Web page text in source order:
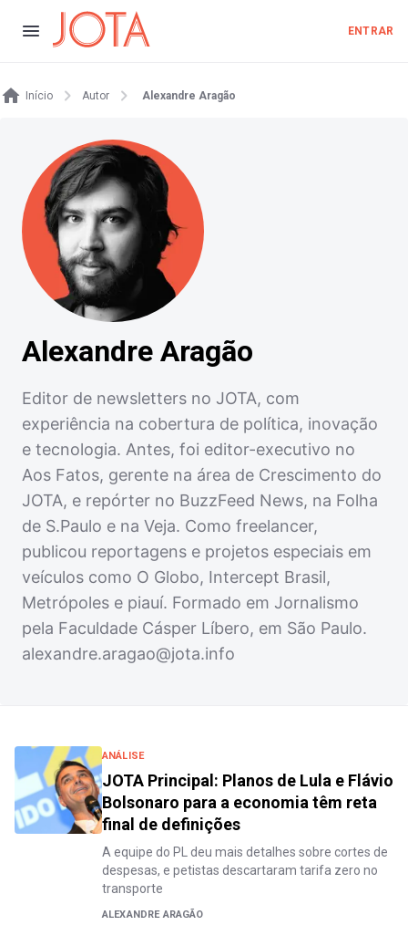
ENTRAR
Início Autor Alexandre Aragão
Alexandre Aragão
Editor de newsletters no JOTA, com
experiência na cobertura de política, inovação
e tecnologia. Antes, foi editor-executivo no
Aos Fatos, gerente na área de Crescimento do
JOTA, e repórter no BuzzFeed News, na Folha
de S.Paulo e na Veja. Como freelancer,
publicou reportagens e projetos especiais em
veículos como O Globo, Intercept Brasil,
Metrópoles e piauí. Formado em Jornalismo
pela Faculdade Cásper Líbero, em São Paulo.
alexandre.aragao@jota.info
ANÁLISE
JOTA Principal: Planos de Lula e Flávio
Bolsonaro para a economia têm reta
final de definições
A equipe do PL deu mais detalhes sobre cortes de
despesas, e petistas descartaram tarifa zero no
transporte
ALEXANDRE ARAGÃO